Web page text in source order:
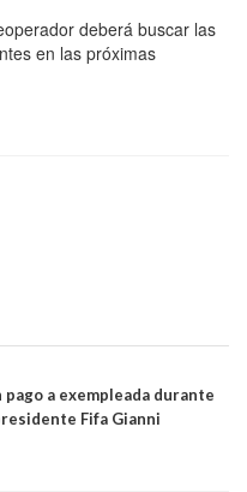
deberá buscar las
en las próximas
pago a exempleada durante
Fifa Gianni